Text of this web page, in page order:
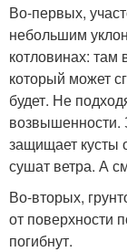
Во-первых,
небольшим
котловинах: там
который может
будет. Не
возвышенности.
защищает кусты
сушат ветра. А
Во-вторых,
от поверхности
погибнут.